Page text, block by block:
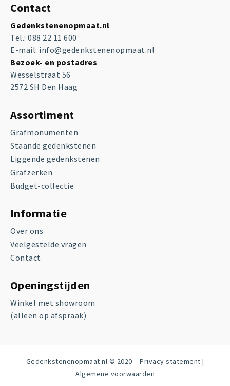
Contact
Gedenkstenenopmaat.nl
Tel.: 088 22 11 600
E-mail: info@gedenkstenenopmaat.nl
Bezoek- en postadres
Wesselstraat 56
2572 SH Den Haag
Assortiment
Grafmonumenten
Staande gedenkstenen
Liggende gedenkstenen
Grafzerken
Budget-collectie
Informatie
Over ons
Veelgestelde vragen
Contact
Openingstijden
Winkel met showroom
(alleen op afspraak)
Gedenkstenenopmaat.nl © 2020 – Privacy statement |
Algemene voorwaarden